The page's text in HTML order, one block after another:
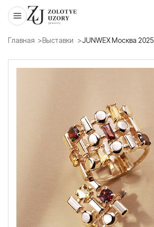
Главная Выставки JUNWEX Москва 2025